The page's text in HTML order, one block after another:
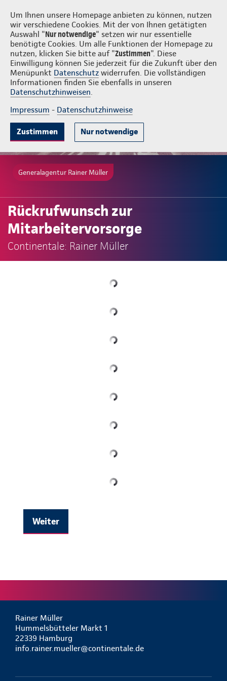
Um Ihnen unsere Homepage anbieten zu können, nutzen
wir verschiedene Cookies. Mit der von Ihnen getätigten
Auswahl "Nur notwendige" setzen wir nur essentielle
benötigte Cookies. Um alle Funktionen der Homepage zu
nutzen, klicken Sie bitte auf "Zustimmen". Diese
Einwilligung können Sie jederzeit für die Zukunft über den
Menüpunkt Datenschutz widerrufen. Die vollständigen
Informationen finden Sie ebenfalls in unseren
Datenschutzhinweisen.
Impressum - Datenschutzhinweise
Zustimmen Nur notwendige
Rainer Müller Login
Generalagentur Rainer Müller
Rückrufwunsch zur
Mitarbeitervorsorge
Continentale: Rainer Müller
Weiter
Rainer Müller
Hummelsbütteler Markt 1
22339 Hamburg
info.rainer.mueller@continentale.de